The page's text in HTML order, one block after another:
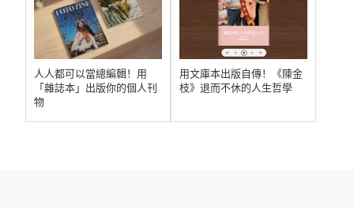
人人都可以當總編輯！用
「雜誌本」出版你的個人刊
物
用文庫本出版自傳！《陳金
枝》退而不休的人生哲學